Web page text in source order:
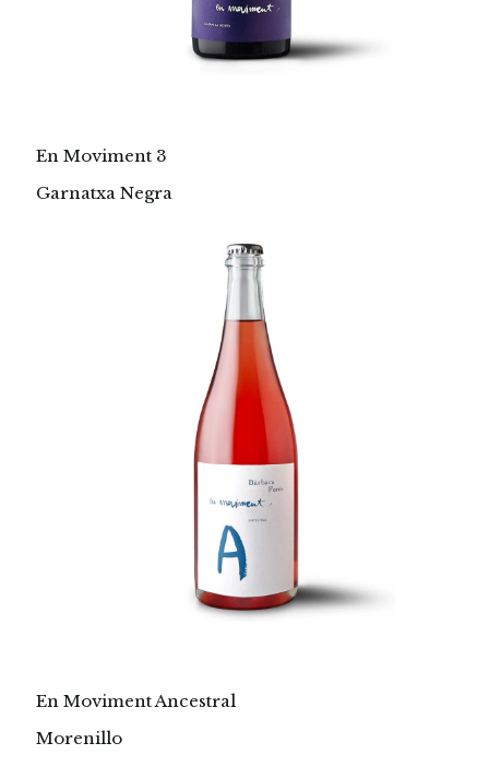
En Moviment 3
Garnatxa Negra
En Moviment Ancestral
Morenillo